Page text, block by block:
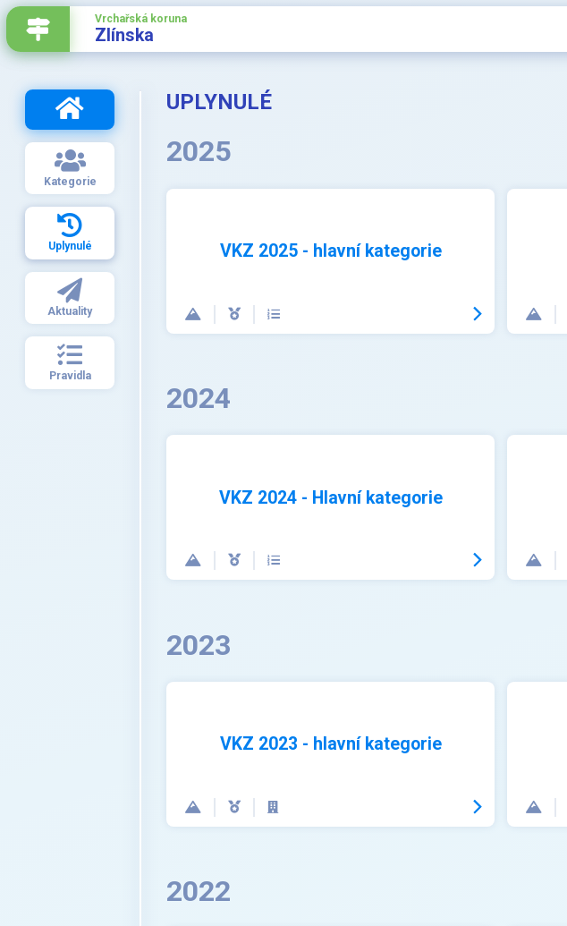
Vrchařská koruna
Zlínska
Kategorie
Uplynulé
Aktuality
Pravidla
UPLYNULÉ
2025
VKZ 2025 - hlavní kategorie
2024
VKZ 2024 - Hlavní kategorie
2023
VKZ 2023 - hlavní kategorie
2022